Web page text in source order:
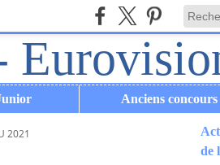
Anciens concours
2021
de